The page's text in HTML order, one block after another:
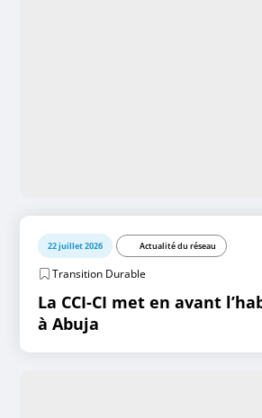
22 juillet 2026 Actualité du réseau
Transition Durable
La CCI-CI met en avant
à Abuja